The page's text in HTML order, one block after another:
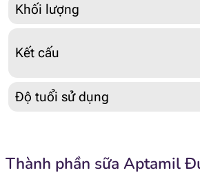
Khối lượng
Kết cấu
Độ tuổi sử dụng
Thành phần sữa Aptamil